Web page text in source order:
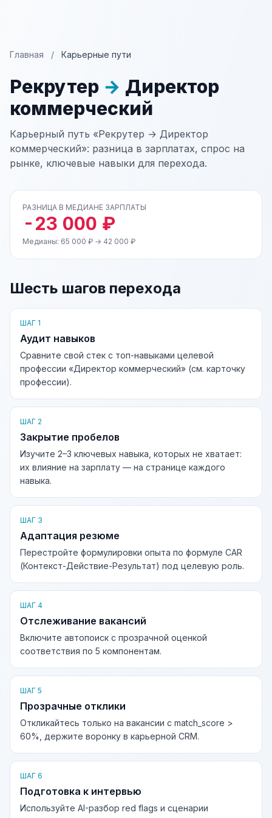
Главная / Карьерные пути
Рекрутер → Директор
коммерческий
Карьерный путь «Рекрутер → Директор
коммерческий»: разница в зарплатах, спрос на
рынке, ключевые навыки для перехода.
РАЗНИЦА В МЕДИАНЕ ЗАРПЛАТЫ
-23 000 ₽
Медианы: 65 000 ₽ → 42 000 ₽
Шесть шагов перехода
ШАГ 1
Аудит навыков
Сравните свой стек с топ-навыками целевой
профессии «Директор коммерческий» (см. карточку
профессии).
ШАГ 2
Закрытие пробелов
Изучите 2–3 ключевых навыка, которых не хватает:
их влияние на зарплату — на странице каждого
навыка.
ШАГ 3
Адаптация резюме
Перестройте формулировки опыта по формуле CAR
(Контекст-Действие-Результат) под целевую роль.
ШАГ 4
Отслеживание вакансий
Включите автопоиск с прозрачной оценкой
соответствия по 5 компонентам.
ШАГ 5
Прозрачные отклики
Откликайтесь только на вакансии с match_score >
60%, держите воронку в карьерной CRM.
ШАГ 6
Подготовка к интервью
Используйте AI-разбор red flags и сценарии